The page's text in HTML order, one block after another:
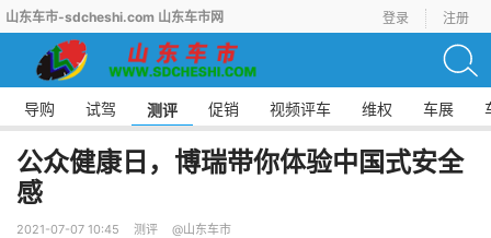
山东车市-sdcheshi.com 山东车市网 登录 注册
导购 试驾 测评 促销 视频评车 维权 车展
公众健康日，博瑞带你体验中国式安全
感
2021-07-07 10:45 测评 @山东车市